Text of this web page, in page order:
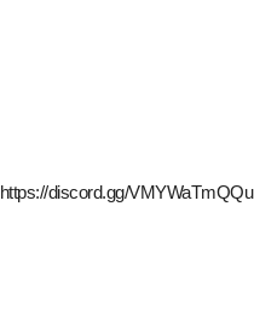
https://discord.gg/VMYWaTmQQu